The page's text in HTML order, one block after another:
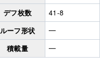
デフ枚数
41-8
ルーフ形状
━
積載量 ━